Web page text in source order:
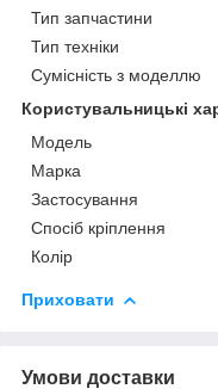
Тип запчастини
Тип техніки
Сумісність з моделлю
Користувальницькі
Мoдель
Марка
Застосування
Спосіб кріплення
Колір
Приховати
Умови доставки